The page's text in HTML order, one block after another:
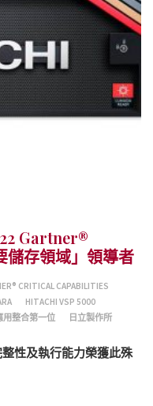
Gartner®
存領域」領導者
CRITICAL CAPABILITIES
HITACHI VSP 5000
用整合第一位
日立製作所
性及執行能力榮獲此殊